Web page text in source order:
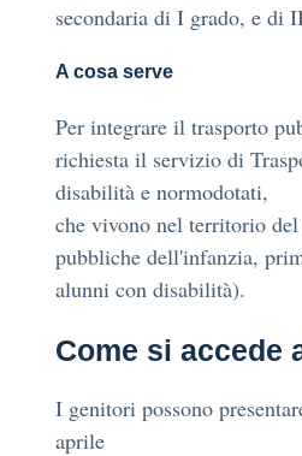
secondaria di I grado, e di
A cosa serve
Per integrare il trasporto
richiesta il servizio di
disabilità e normodotati,
che vivono nel territorio
pubbliche dell'infanzia,
alunni con disabilità).
Come si accede
I genitori possono
aprile